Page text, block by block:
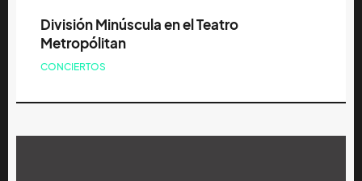
División Minúscula en el Teatro
Metropólitan
CONCIERTOS